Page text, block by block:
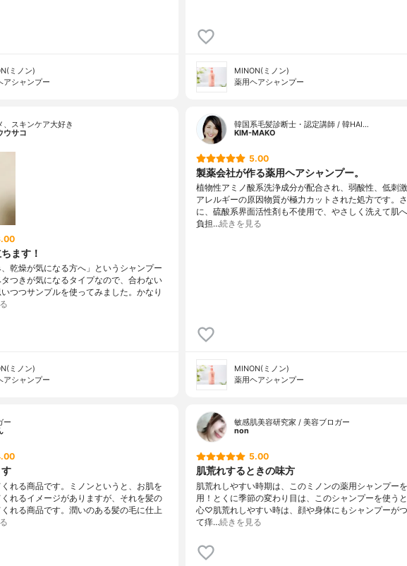
ミノン)
アシャンプー
MINON(ミノン)
薬用ヘアシャンプー
、スキンケア大好き
ウサコ
ます！
、乾燥が気になる方へ」というシャンプー
つきが気になるタイプなので、合わない
つつサンプルを使ってみました。かなり
ミノン)
アシャンプー
韓国系毛髪診断士・認定講師 / 韓HAI…
KIM-MAKO
5.00
製薬会社が作る薬用ヘアシャンプー。
植物性アミノ酸系洗浄成分が配合され、弱酸性、低刺激
アレルギーの原因物質が極力カットされた処方です。
に、硫酸系界面活性剤も不使用で、やさしく洗えて肌
負担…続きを見る
MINON(ミノン)
薬用ヘアシャンプー
ー
れる商品です。ミノンというと、お肌を
れるイメージがありますが、それを髪の
れる商品です。潤いのある髪の毛に仕上
敏感肌美容研究家 / 美容ブロガー
non
5.00
肌荒れするときの味方
肌荒れしやすい時期は、このミノンの薬用シャンプー
用！とくに季節の変わり目は、このシャンプーを使う
心♡肌荒れしやすい時は、顔や身体にもシャンプーが
て痒…続きを見る